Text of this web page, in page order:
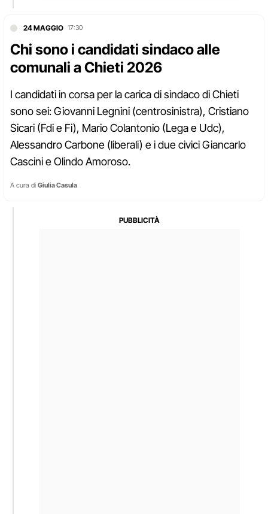
24 MAGGIO 17:30
Chi sono i candidati sindaco alle
comunali a Chieti 2026
I candidati in corsa per la carica di sindaco di Chieti
sono sei: Giovanni Legnini (centrosinistra), Cristiano
Sicari (Fdi e Fi), Mario Colantonio (Lega e Udc),
Alessandro Carbone (liberali) e i due civici Giancarlo
Cascini e Olindo Amoroso.
A cura di Giulia Casula